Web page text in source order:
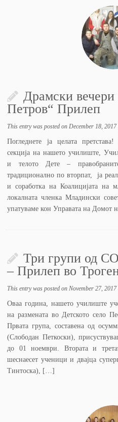
Драмски
Петров“ Прилеп
This entry was posted onDecember 18, 2017
Погледнете ја целата
секција на нашето училиште,
и телото Дете –
традиционално по вторпат, ја
и соработка на Коалицијата на
локалната членка Младински
упатуваме кон Управата на Домот
Три групи од
– Прилеп во
This entry was posted onNovember 27, 2017
Оваа година, нашето училиште
на размената во Детското село
Првата група, составена од
(Слободан Петкоски),
до 01 ноември. Втората и
шеснаесет ученици и двајца
Тинтоска), […]